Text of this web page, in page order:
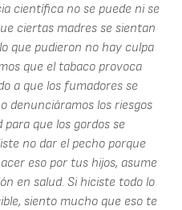
científica no se puede ni se
ciertas madres se sientan
que pudieron no hay culpa
que el tabaco provoca
a que los fumadores se
denunciáramos los riesgos
para que los gordos se
no dar el pecho porque
eso por tus hijos, asume
en salud. Si hiciste todo lo
siento mucho que eso te